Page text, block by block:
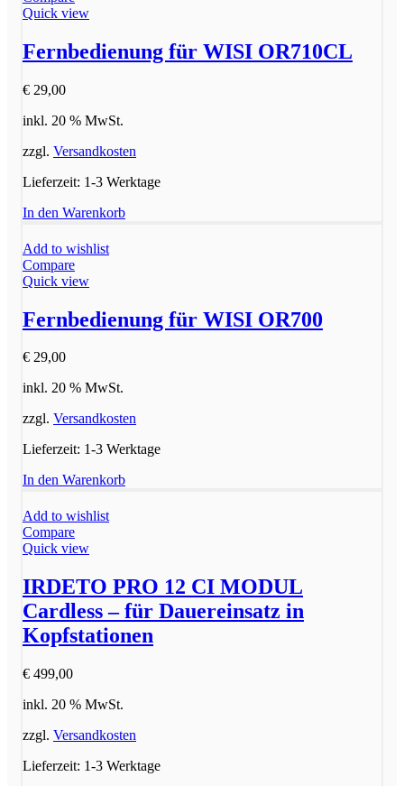
Quick view
Fernbedienung für WISI OR710CL
€ 29,00
inkl. 20 % MwSt.
zzgl. Versandkosten
Lieferzeit: 1-3 Werktage
In den Warenkorb
Add to wishlist
Compare
Quick view
Fernbedienung für WISI OR700
€ 29,00
inkl. 20 % MwSt.
zzgl. Versandkosten
Lieferzeit: 1-3 Werktage
In den Warenkorb
Add to wishlist
Compare
Quick view
IRDETO PRO 12 CI MODUL
Cardless – für Dauereinsatz in
Kopfstationen
€ 499,00
inkl. 20 % MwSt.
zzgl. Versandkosten
Lieferzeit: 1-3 Werktage